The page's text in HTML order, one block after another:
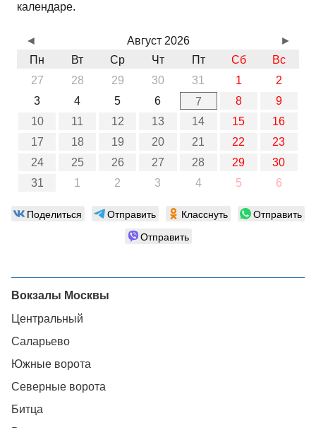
календаре.
Август 2026
Пн
Вт Ср Чт Пт Сб
Вс
27
28 29 30 31 1
2
3
4 5 6 7 8
9
10
11 12 13 14 15
16
17
18 19 20 21 22
23
24
25 26 27 28 29
30
31
1 2 3 4 5 6
◄ ►
Поделиться Отправить Класснуть
Отправить
Отправить
Вокзалы Москвы
Центральный
Саларьево
Южные ворота
Северные ворота
Битца